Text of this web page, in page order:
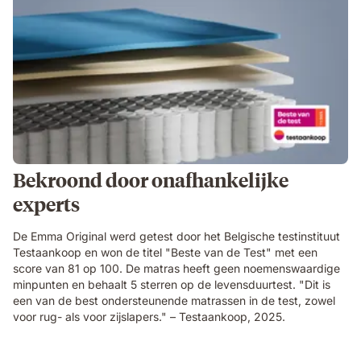
Bekroond door onafhankelijke
experts
De Emma Original werd getest door het Belgische testinstituut
Testaankoop en won de titel "Beste van de Test" met een
score van 81 op 100. De matras heeft geen noemenswaardige
minpunten en behaalt 5 sterren op de levensduurtest. "Dit is
een van de best ondersteunende matrassen in de test, zowel
voor rug- als voor zijslapers." – Testaankoop, 2025.